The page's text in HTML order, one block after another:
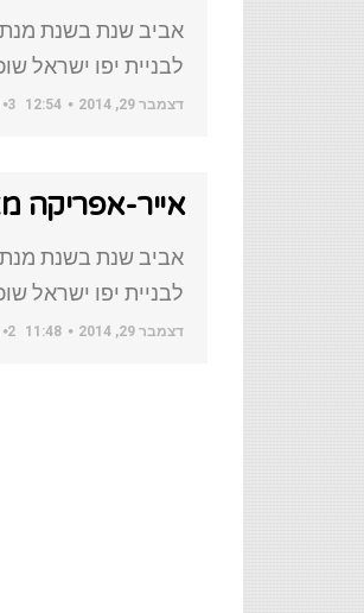
אביב שנת בשנת
לבניית יפו ישראל
דצמבר 29, 2014 12:54 pm 3 תגובות
אייר-אפריקה
אביב שנת בשנת
לבניית יפו ישראל
דצמבר 29, 2014 11:48 am 2 תגובות